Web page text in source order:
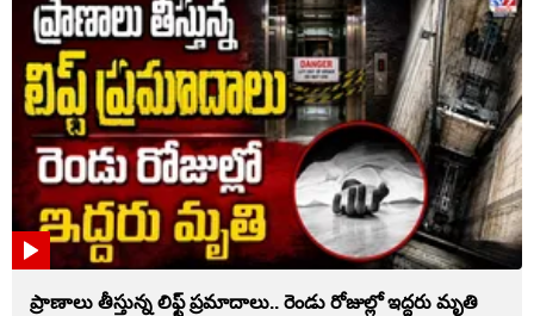
ప్రాణాలు తీస్తున్న లిఫ్ట్‌ ప్రమాదాలు.. రెండు రోజుల్లో ఇద్దరు మృతి